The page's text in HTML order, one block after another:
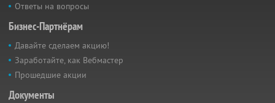
Ответы на вопросы
Бизнес-Партнёрам
Давайте сделаем акцию!
Заработайте, как Вебмастер
Прошедшие акции
Документы